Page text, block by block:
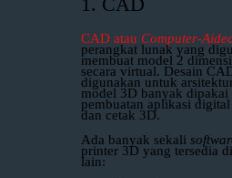
CAD atau Computer-
perangkat lunak yang
membuat model 2
secara virtual. Desain
digunakan untuk
model 3D banyak dipakai
pembuatan aplikasi
dan cetak 3D.
Ada banyak sekali
printer 3D yang tersedia
lain: